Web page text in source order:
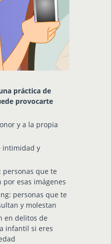
práctica de
provocarte
y a la propia
intimidad y
personas que te
por esas imágenes
personas que te
y molestan
en delitos de
infantil si eres